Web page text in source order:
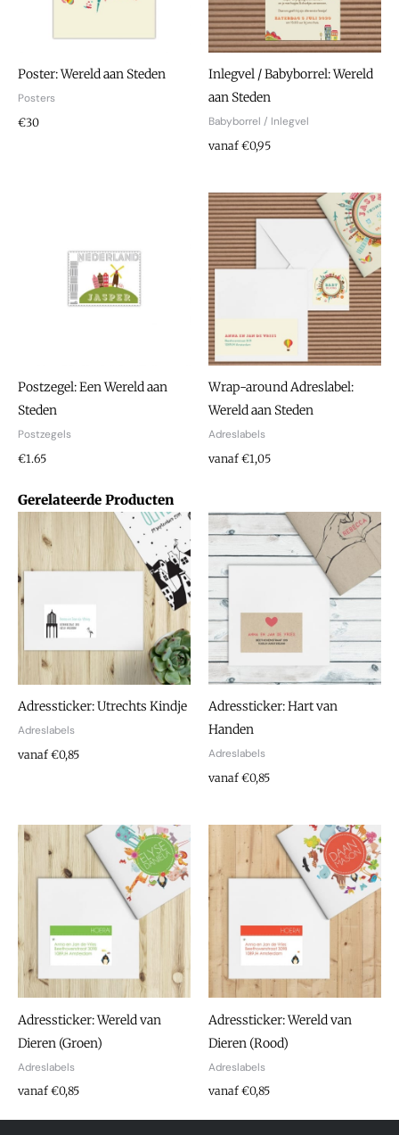
Poster: Wereld aan Steden
Posters
€30
Inlegvel / Babyborrel: Wereld
aan Steden
Babyborrel / Inlegvel
vanaf €0,95
Postzegel: Een Wereld aan
Steden
Postzegels
€1.65
Wrap-around Adreslabel:
Wereld aan Steden
Adreslabels
vanaf €1,05
Gerelateerde Producten
Adressticker: Utrechts Kindje
Adreslabels
vanaf €0,85
Adressticker: Hart van
Handen
Adreslabels
vanaf €0,85
Adressticker: Wereld van
Dieren (Groen)
Adreslabels
vanaf €0,85
Adressticker: Wereld van
Dieren (Rood)
Adreslabels
vanaf €0,85